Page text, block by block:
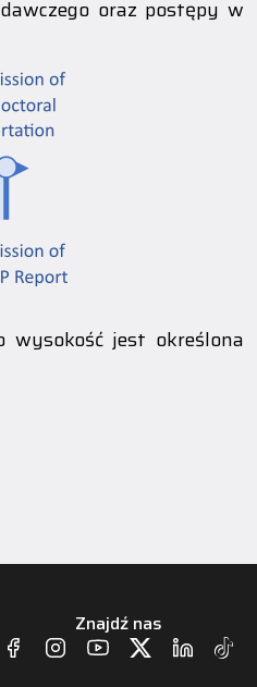
oraz postępy w
wysokość jest określona
Znajdź nas